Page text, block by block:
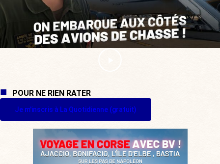
POUR NE RIEN RATER
Je m'inscris à La Quotidienne (gratuit)